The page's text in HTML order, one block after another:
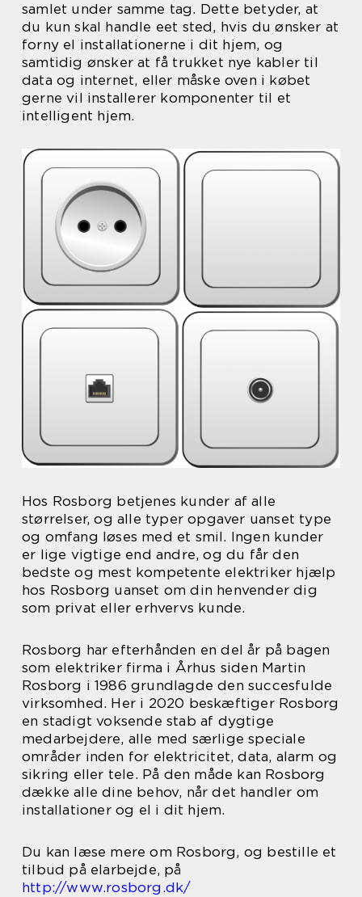
samlet under samme tag. Dette betyder, at
du kun skal handle eet sted, hvis du ønsker at
forny el installationerne i dit hjem, og
samtidig ønsker at få trukket nye kabler til
data og internet, eller måske oven i købet
gerne vil installerer komponenter til et
intelligent hjem.
Hos Rosborg betjenes kunder af alle
størrelser, og alle typer opgaver uanset type
og omfang løses med et smil. Ingen kunder
er lige vigtige end andre, og du får den
bedste og mest kompetente elektriker hjælp
hos Rosborg uanset om din henvender dig
som privat eller erhvervs kunde.
Rosborg har efterhånden en del år på bagen
som elektriker firma i Århus siden Martin
Rosborg i 1986 grundlagde den succesfulde
virksomhed. Her i 2020 beskæftiger Rosborg
en stadigt voksende stab af dygtige
medarbejdere, alle med særlige speciale
områder inden for elektricitet, data, alarm og
sikring eller tele. På den måde kan Rosborg
dække alle dine behov, når det handler om
installationer og el i dit hjem.
Du kan læse mere om Rosborg, og bestille et
tilbud på elarbejde, på
http://www.rosborg.dk/